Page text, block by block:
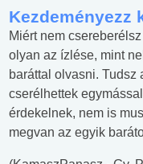
Kezdeményezz
Miért nem
olyan az ízlése, mint
baráttal olvasni. Tudsz
cserélhettek
érdekelnek, nem is
megvan az egyik